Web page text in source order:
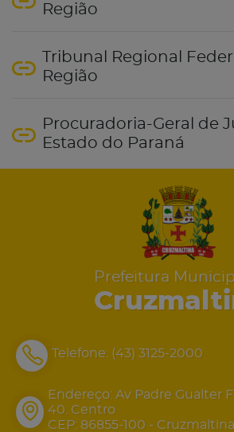
Região
Tribunal Regional
Região
Procuradoria-Geral de
Estado do Paraná
Prefeitura
Telefone: (43) 3125-2000
Endereço: Av Padre Gualter
40. Centro
CEP: 86855-100 -